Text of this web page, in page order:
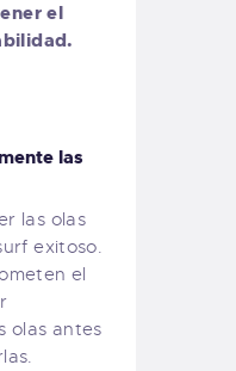
el
las
las olas
exitoso.
el
olas antes